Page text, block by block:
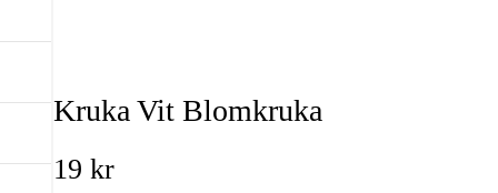
Kruka Vit Blomkruka
19 kr